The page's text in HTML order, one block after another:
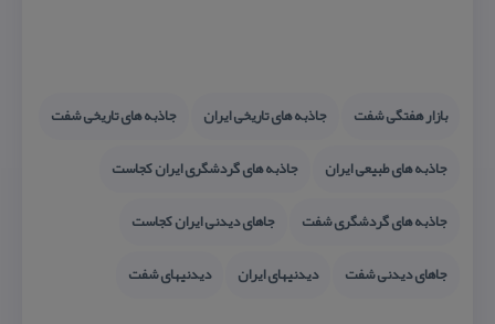
بازار هفتگی شفت جاذبه های تاریخی ایران
جاذبه های تاریخی شفت
جاذبه های طبیعی ایران
جاذبه های گردشگری ایران كجاست
جاذبه های گردشگری شفت
جاهای دیدنی ایران كجاست
جاهای دیدنی شفت
دیدنیهای ایران دیدنیهای شفت